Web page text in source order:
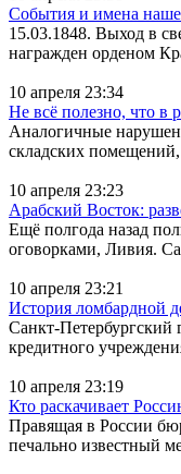
События и имена
15.03.1848. Выход в
награжден орденом
10 апреля 23:34
Не всё полезно, что в
Аналогичные
складских
10 апреля 23:23
Арабский Восток:
Ещё полгода назад
оговорками, Ливия.
10 апреля 23:21
История ломбардной
Санкт-
кредитного
10 апреля 23:19
Кто раскачивает
Правящая в России
печально известный